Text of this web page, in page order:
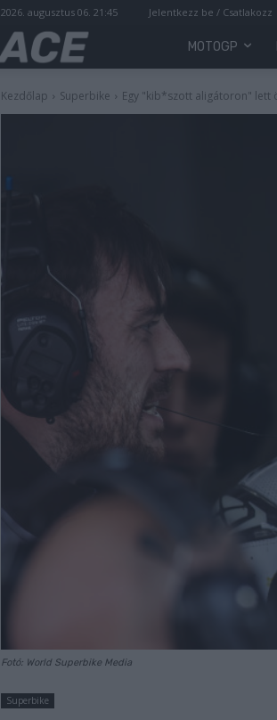
2026. augusztus 06. 21:45 Jelentkezz be / Csatlakozz
MOTOGP
Kezdőlap Superbike Egy "kib*szott aligátoron" lett
Fotó: World Superbike Media
Superbike